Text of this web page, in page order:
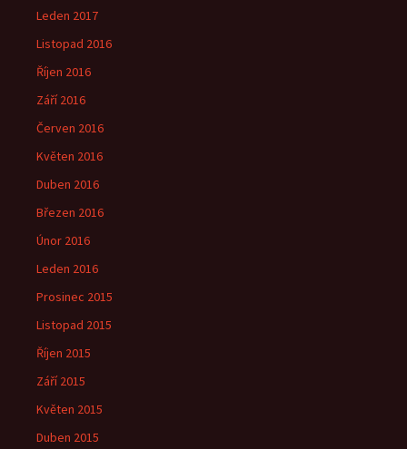
Leden 2017
Listopad 2016
Říjen 2016
Září 2016
Červen 2016
Květen 2016
Duben 2016
Březen 2016
Únor 2016
Leden 2016
Prosinec 2015
Listopad 2015
Říjen 2015
Září 2015
Květen 2015
Duben 2015